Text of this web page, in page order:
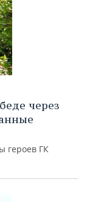
через
героев ГК